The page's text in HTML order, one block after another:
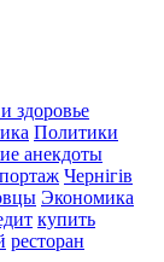
здоровье
Политики
анекдоты
Чернігів
Экономика
купить
ресторан